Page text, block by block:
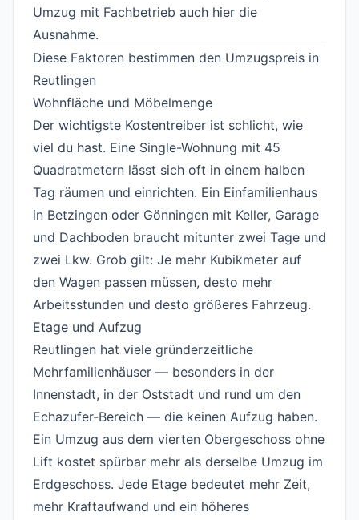
Umzug mit Fachbetrieb auch hier die
Ausnahme.
Diese Faktoren bestimmen den Umzugspreis in
Reutlingen
Wohnfläche und Möbelmenge
Der wichtigste Kostentreiber ist schlicht, wie
viel du hast. Eine Single-Wohnung mit 45
Quadratmetern lässt sich oft in einem halben
Tag räumen und einrichten. Ein Einfamilienhaus
in Betzingen oder Gönningen mit Keller, Garage
und Dachboden braucht mitunter zwei Tage und
zwei Lkw. Grob gilt: Je mehr Kubikmeter auf
den Wagen passen müssen, desto mehr
Arbeitsstunden und desto größeres Fahrzeug.
Etage und Aufzug
Reutlingen hat viele gründerzeitliche
Mehrfamilienhäuser — besonders in der
Innenstadt, in der Oststadt und rund um den
Echazufer-Bereich — die keinen Aufzug haben.
Ein Umzug aus dem vierten Obergeschoss ohne
Lift kostet spürbar mehr als derselbe Umzug im
Erdgeschoss. Jede Etage bedeutet mehr Zeit,
mehr Kraftaufwand und ein höheres